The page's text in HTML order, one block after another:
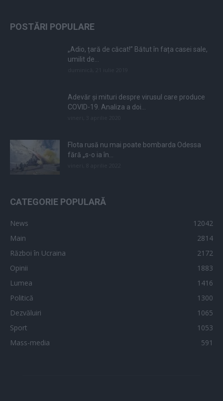
POSTĂRI POPULARE
„Adio, țară de căcat!” Bătut în fața casei sale,
umilit de...
Adevăr și mituri despre virusul care produce
COVID-19. Analiza a doi...
Flota rusă nu mai poate bombarda Odessa
fără „s-o ia în...
CATEGORIE POPULARĂ
News
12042
Main
2814
Război în Ucraina
2172
Opinii
1883
Lumea
1416
Politică
1300
Dezvăluiri
1065
Sport
1053
Mass-media
591